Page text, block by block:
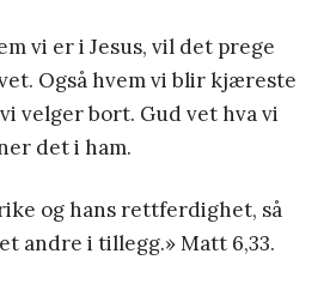
vi er i Jesus, vil det prege
Også hvem vi blir kjæreste
velger bort. Gud vet hva vi
det i ham.
og hans rettferdighet, så
andre i tillegg.» Matt 6,33.